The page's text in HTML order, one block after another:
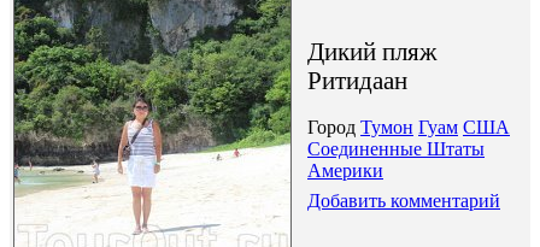
Дикий пляж
Ритидаан
Город Тумон Гуам США
Соединенные Штаты
Америки
Добавить комментарий